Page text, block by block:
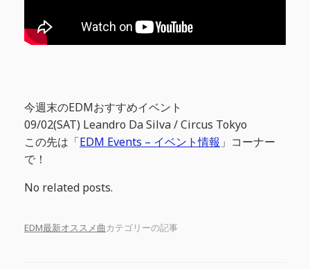
今週末のEDMおすすめイベント
09/02(SAT) Leandro Da Silva / Circus Tokyo
この先は「EDM Events – イベント情報 」コーナー
で！
No related posts.
EDM最新オススメ曲カテゴリーの記事